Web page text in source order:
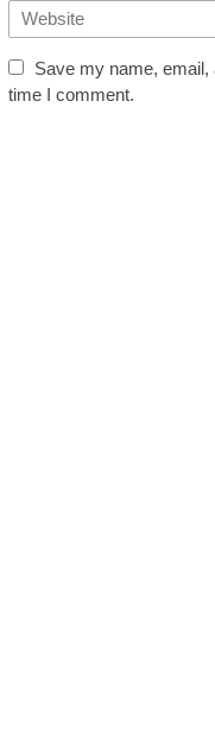
Save my name,
time I comment.